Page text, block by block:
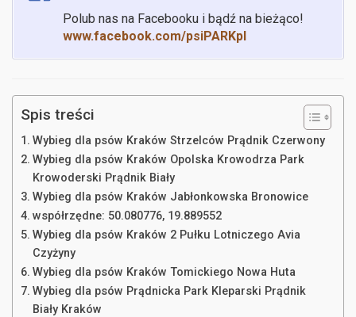
Polub nas na Facebooku i bądź na bieżąco!
www.facebook.com/psiPARKpl
Spis treści
Wybieg dla psów Kraków Strzelców Prądnik Czerwony
Wybieg dla psów Kraków Opolska Krowodrza Park
Krowoderski Prądnik Biały
Wybieg dla psów Kraków Jabłonkowska Bronowice
współrzędne: 50.080776, 19.889552
Wybieg dla psów Kraków 2 Pułku Lotniczego Avia
Czyżyny
Wybieg dla psów Kraków Tomickiego Nowa Huta
Wybieg dla psów Prądnicka Park Kleparski Prądnik
Biały Kraków